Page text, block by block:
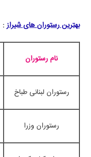
بهترین رستوران های شیراز:
نام رستوران
رستوران لبنانی طباخ
رستوران وزرا